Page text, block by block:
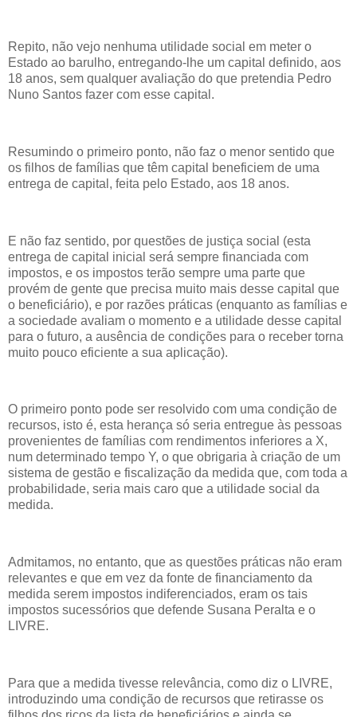
Repito, não vejo nenhuma utilidade social em meter o
Estado ao barulho, entregando-lhe um capital definido, aos
18 anos, sem qualquer avaliação do que pretendia Pedro
Nuno Santos fazer com esse capital.
Resumindo o primeiro ponto, não faz o menor sentido que
os filhos de famílias que têm capital beneficiem de uma
entrega de capital, feita pelo Estado, aos 18 anos.
E não faz sentido, por questões de justiça social (esta
entrega de capital inicial será sempre financiada com
impostos, e os impostos terão sempre uma parte que
provém de gente que precisa muito mais desse capital que
o beneficiário), e por razões práticas (enquanto as famílias e
a sociedade avaliam o momento e a utilidade desse capital
para o futuro, a ausência de condições para o receber torna
muito pouco eficiente a sua aplicação).
O primeiro ponto pode ser resolvido com uma condição de
recursos, isto é, esta herança só seria entregue às pessoas
provenientes de famílias com rendimentos inferiores a X,
num determinado tempo Y, o que obrigaria à criação de um
sistema de gestão e fiscalização da medida que, com toda a
probabilidade, seria mais caro que a utilidade social da
medida.
Admitamos, no entanto, que as questões práticas não eram
relevantes e que em vez da fonte de financiamento da
medida serem impostos indiferenciados, eram os tais
impostos sucessórios que defende Susana Peralta e o
LIVRE.
Para que a medida tivesse relevância, como diz o LIVRE,
introduzindo uma condição de recursos que retirasse os